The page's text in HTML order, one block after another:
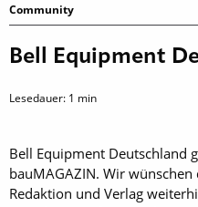
Community
Bell Equipment
Lesedauer: 1 min
Bell Equipment Deutschland
bauMAGAZIN. Wir
Redaktion und Verlag